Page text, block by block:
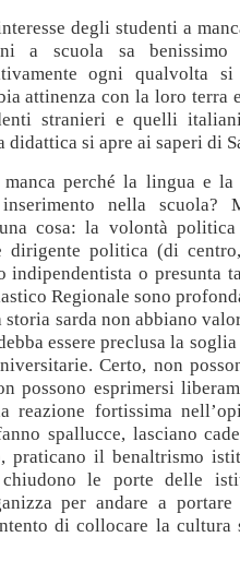
degli studenti a
a scuola sa
ogni qualvolta
attinenza con la loro terra
stranieri e quelli
didattica si apre ai saperi di
perché la lingua e
nella scuola?
cosa: la volontà
dirigente politica (di
indipendentista o presunta
Regionale sono
storia sarda non abbiano
essere preclusa la
Certo, non
possono esprimersi
reazione fortissima
spallucce, lasciano
praticano il benaltrismo
chiudono le porte delle
per andare a
di collocare la cultura